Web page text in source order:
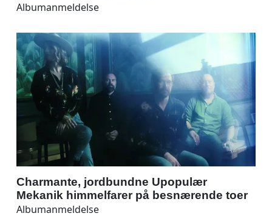
Albumanmeldelse
Charmante, jordbundne Upopulær
Mekanik himmelfarer på besnærende toer
Albumanmeldelse